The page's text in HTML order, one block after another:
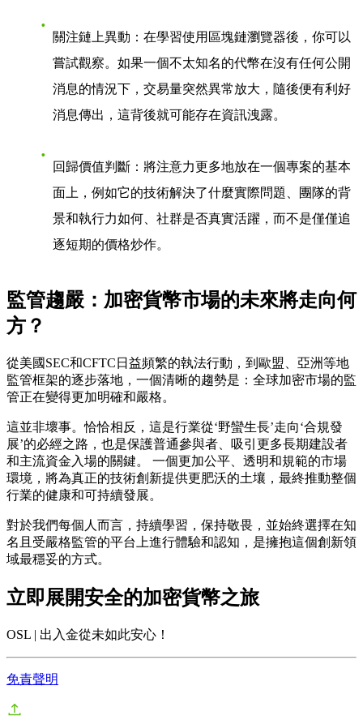
關注鏈上異動 ：在學習使用區塊鏈瀏覽器後，你可以
嘗試觀察。如果一個不太知名的代幣在沒有任何公開
消息的情況下，交易量突然異常放大，隨後便有利好
消息傳出，這背後就可能存在資訊洩露。
回歸價值判斷 ：將注意力更多地放在一個專案的基本
面上，例如它的技術解決了什麼實際問題、團隊的背
景和執行力如何、社群是否真實活躍，而不是僅僅追
逐短期的價格炒作。
監管趨嚴：加密貨幣市場的未來將走向何
方？
從美國SEC和CFTC日益頻繁的執法行動，到歐盟、亞洲等地
監管框架的逐步落地，一個清晰的趨勢是：全球加密市場的監
管正在變得更加明確和嚴格。
這並非壞事。恰恰相反，這是行業從‘野蠻生長’走向‘合規發
展’的必經之路，也是保護普通參與者、吸引更多長期建設者
和主流資金入場的關鍵。 一個更加公平、透明和規範的市場
環境，將為真正的技術創新提供更肥沃的土壤，最終推動整個
行業的健康和可持續發展。
對於我們每個人而言，持續學習，保持敬畏，並始終選擇在知
名且受嚴格監管的平台上進行體驗和認知，是擁抱這個創新領
域最穩妥的方式。
立即展開安全的加密貨幣之旅
OSL | 出入金從未如此安心！
免責聲明